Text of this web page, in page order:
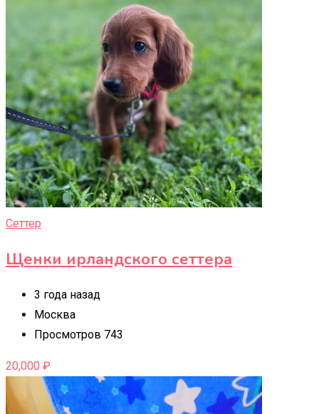
Сеттер
Щенки ирландского сеттера
3 года назад
Москва
Просмотров 743
20,000 ₽